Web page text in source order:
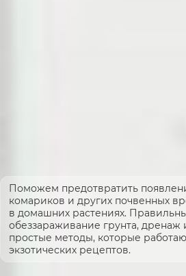
Поможем предотвратить
комариков и других почвенных
в домашних растениях.
обеззараживание грунта,
простые методы, которые
экзотических рецептов.